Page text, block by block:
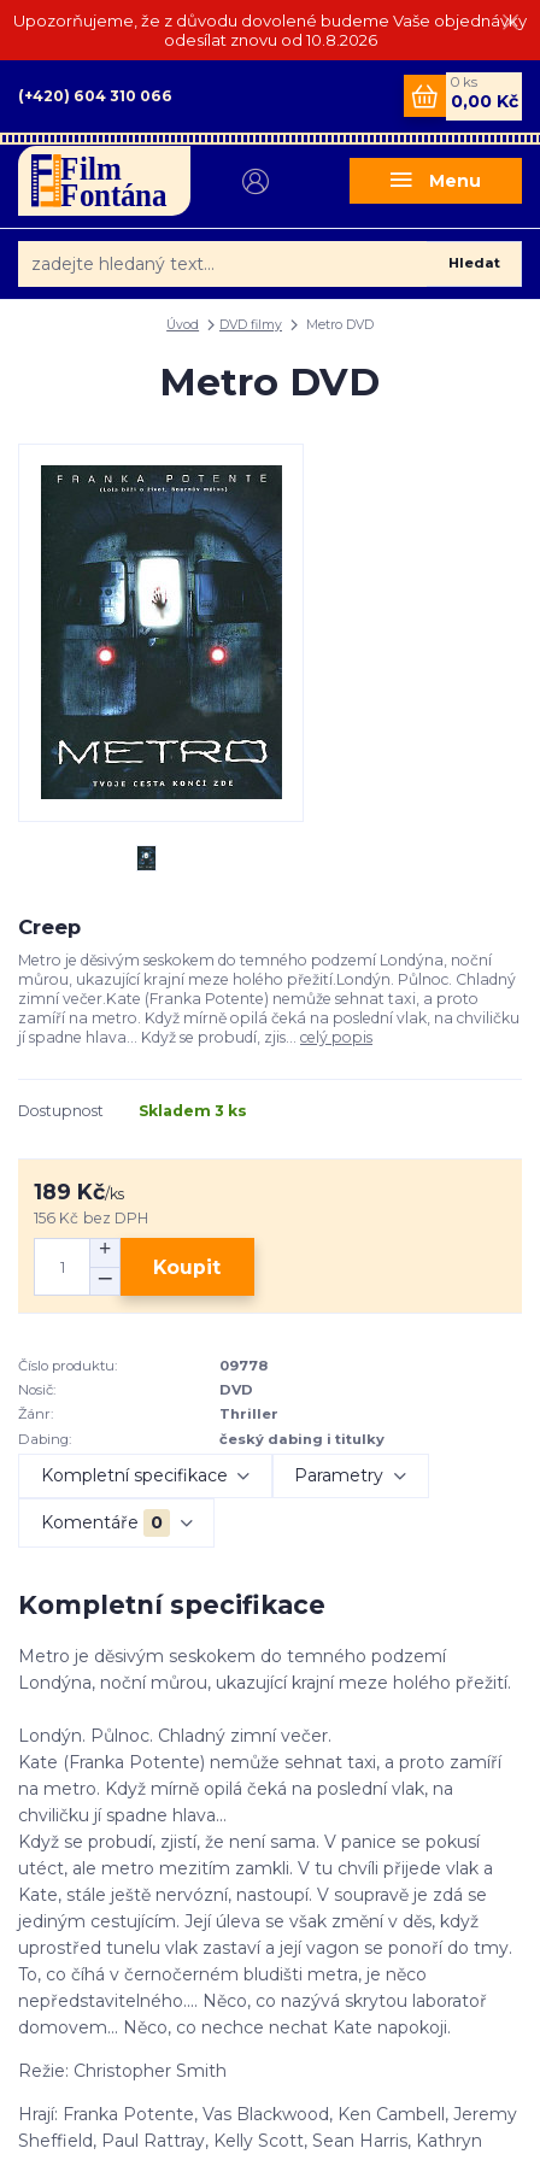
Upozorňujeme, že z důvodu dovolené budeme Vaše objednávky
odesílat znovu od 10.8.2026
Menu
Hledat
(+420) 604 310 066
0 ks
0,00 Kč
Úvod DVD filmy Metro DVD
Metro DVD
Creep
Metro je děsivým seskokem do temného podzemí Londýna, noční
můrou, ukazující krajní meze holého přežití.Londýn. Půlnoc. Chladný
zimní večer.Kate (Franka Potente) nemůže sehnat taxi, a proto
zamíří na metro. Když mírně opilá čeká na poslední vlak, na chviličku
jí spadne hlava... Když se probudí, zjis... celý popis
Dostupnost Skladem 3 ks
189 Kč/ks
156 Kč bez DPH
Koupit
Číslo produktu:
09778
Nosič:
DVD
Žánr:
Thriller
Dabing:
český dabing i titulky
Kompletní specifikace Parametry
Komentáře 0
Kompletní specifikace
Metro je děsivým seskokem do temného podzemí
Londýna, noční můrou, ukazující krajní meze holého přežití.
Londýn. Půlnoc. Chladný zimní večer.
Kate (Franka Potente) nemůže sehnat taxi, a proto zamíří
na metro. Když mírně opilá čeká na poslední vlak, na
chviličku jí spadne hlava...
Když se probudí, zjistí, že není sama. V panice se pokusí
utéct, ale metro mezitím zamkli. V tu chvíli přijede vlak a
Kate, stále ještě nervózní, nastoupí. V soupravě je zdá se
jediným cestujícím. Její úleva se však změní v děs, když
uprostřed tunelu vlak zastaví a její vagon se ponoří do tmy.
To, co číhá v černočerném bludišti metra, je něco
nepředstavitelného.... Něco, co nazývá skrytou laboratoř
domovem... Něco, co nechce nechat Kate napokoji.
Režie: Christopher Smith
Hrají: Franka Potente, Vas Blackwood, Ken Cambell, Jeremy
Sheffield, Paul Rattray, Kelly Scott, Sean Harris, Kathryn